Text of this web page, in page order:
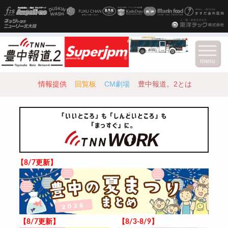
情報提供 回覧板 CM劇場 豊中報道。2とは
【8/7更新】
【8/7更新】 【8/3-8/9】
menu